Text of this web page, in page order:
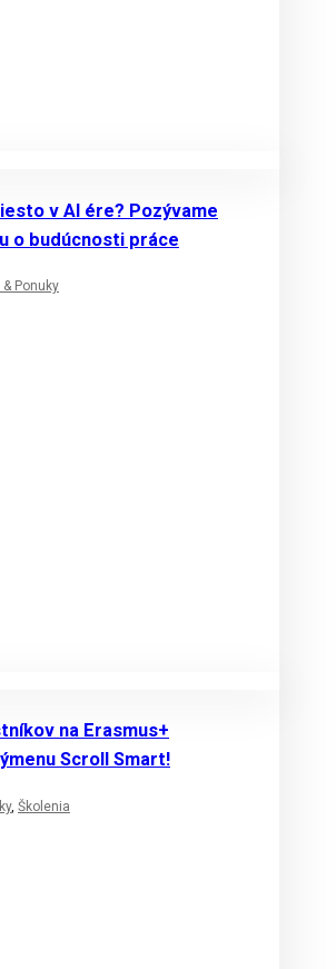
v AI ére? Pozývame
o budúcnosti práce
& Ponuky
na Erasmus+
Scroll Smart!
, Školenia